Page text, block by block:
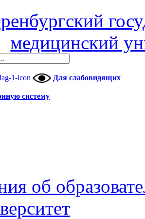
медицинский
Для слабовидящих
систему
об